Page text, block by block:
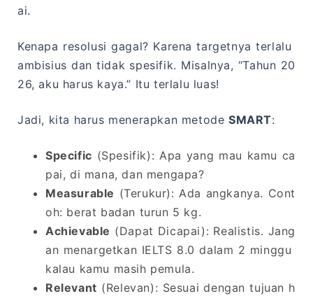
ai.
Kenapa resolusi gagal? Karena targetnya terlalu
ambisius dan tidak spesifik. Misalnya, “Tahun 20
26, aku harus kaya.” Itu terlalu luas!
Jadi, kita harus menerapkan metode SMART:
Specific (Spesifik): Apa yang mau kamu ca
pai, di mana, dan mengapa?
Measurable (Terukur): Ada angkanya. Cont
oh: berat badan turun 5 kg.
Achievable (Dapat Dicapai): Realistis. Jang
an menargetkan IELTS 8.0 dalam 2 minggu
kalau kamu masih pemula.
Relevant (Relevan): Sesuai dengan tujuan h